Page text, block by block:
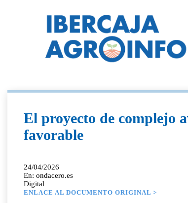
El proyecto de complejo
favorable
24/04/2026
En: ondacero.es
Digital
ENLACE AL DOCUMENTO ORIGINAL >